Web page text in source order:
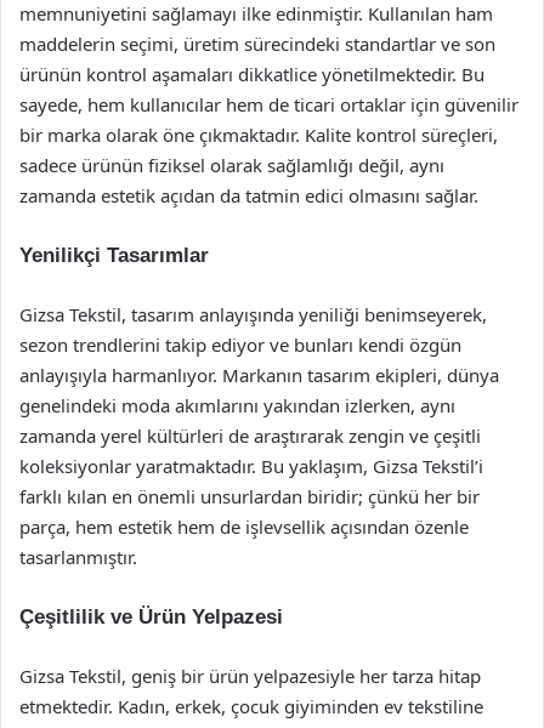
memnuniyetini sağlamayı ilke edinmiştir. Kullanılan ham
maddelerin seçimi, üretim sürecindeki standartlar ve son
ürünün kontrol aşamaları dikkatlice yönetilmektedir. Bu
sayede, hem kullanıcılar hem de ticari ortaklar için güvenilir
bir marka olarak öne çıkmaktadır. Kalite kontrol süreçleri,
sadece ürünün fiziksel olarak sağlamlığı değil, aynı
zamanda estetik açıdan da tatmin edici olmasını sağlar.
Yenilikçi Tasarımlar
Gizsa Tekstil, tasarım anlayışında yeniliği benimseyerek,
sezon trendlerini takip ediyor ve bunları kendi özgün
anlayışıyla harmanlıyor. Markanın tasarım ekipleri, dünya
genelindeki moda akımlarını yakından izlerken, aynı
zamanda yerel kültürleri de araştırarak zengin ve çeşitli
koleksiyonlar yaratmaktadır. Bu yaklaşım, Gizsa Tekstil’i
farklı kılan en önemli unsurlardan biridir; çünkü her bir
parça, hem estetik hem de işlevsellik açısından özenle
tasarlanmıştır.
Çeşitlilik ve Ürün Yelpazesi
Gizsa Tekstil, geniş bir ürün yelpazesiyle her tarza hitap
etmektedir. Kadın, erkek, çocuk giyiminden ev tekstiline